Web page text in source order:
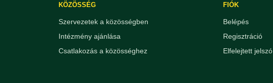
KÖZÖSSÉG
Szervezetek a közösségben
Intézmény ajánlása
Csatlakozás a közösséghez
FIÓK
Belépés
Regisztráció
Elfelejtett jelszó